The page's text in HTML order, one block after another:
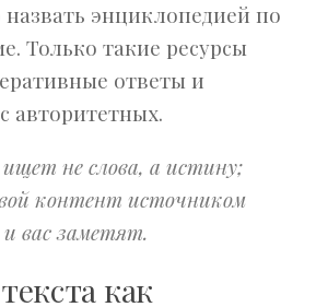
энциклопедией по
Только такие ресурсы
ответы и
авторитетных.
не слова, а истину;
контент источником
вас заметят.
как